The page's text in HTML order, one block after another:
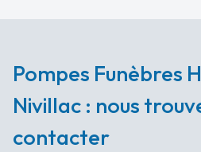
Pompes Funèbres
Nivillac : nous
contacter